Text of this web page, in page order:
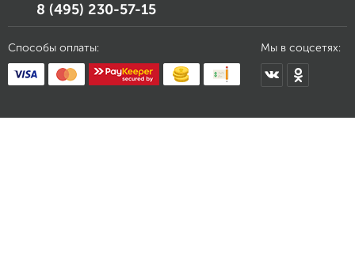
8 (495) 230-57-15
Способы оплаты: Мы в соцсетях: